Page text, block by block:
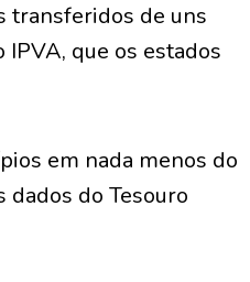
transferidos de uns
que os estados
em nada menos do
do Tesouro